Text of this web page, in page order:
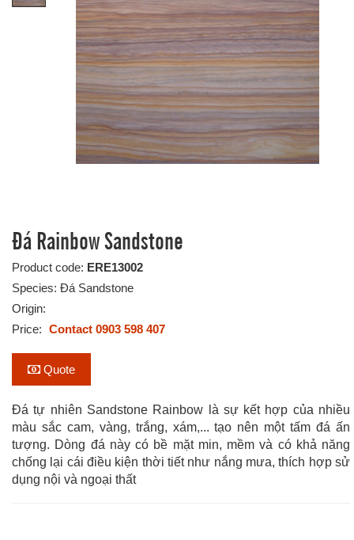
Đá Rainbow Sandstone
Product code: ERE13002
Species: Đá Sandstone
Origin:
Price: Contact 0903 598 407
Quote
Đá tự nhiên Sandstone Rainbow là sự kết hợp của nhiều
màu sắc cam, vàng, trắng, xám,... tạo nên một tấm đá ấn
tượng. Dòng đá này có bề mặt min, mềm và có khả năng
chống lại cái điều kiện thời tiết như nắng mưa, thích hợp sử
dụng nội và ngoại thất